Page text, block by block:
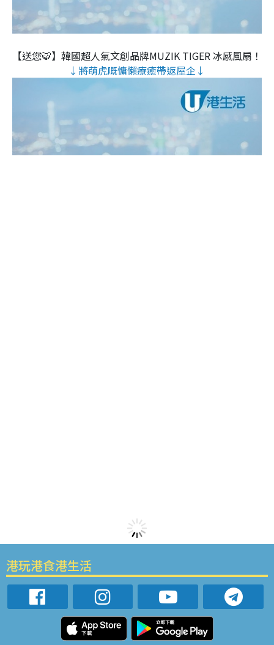
【送您🐯】韓國超人氣文創品牌MUZIK TIGER 冰感風扇！
↓將萌虎嘅慵懶療癒帶返屋企↓
港玩港食港生活